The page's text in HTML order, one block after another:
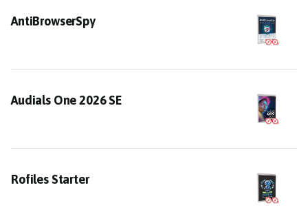
AntiBrowserSpy
AntiBrowserSpy
Audials One 2026 SE
Audials One 2026 SE
Rofiles Starter
Rofiles Starter